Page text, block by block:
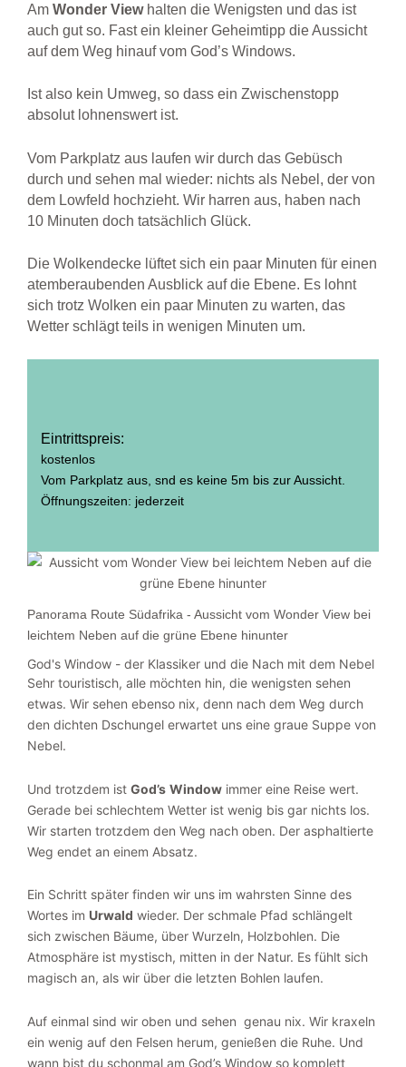
Am Wonder Viewhalten die Wenigsten und das ist
auch gut so. Fast ein kleiner Geheimtipp die Aussicht
auf dem Weg hinauf vom God’s Windows.
Ist also kein Umweg, so dass ein Zwischenstopp
absolut lohnenswert ist.
Vom Parkplatz aus laufen wir durch das Gebüsch
durch und sehen mal wieder: nichts als Nebel, der von
dem Lowfeld hochzieht. Wir harren aus, haben nach
10 Minuten doch tatsächlich Glück.
Die Wolkendecke lüftet sich ein paar Minuten für einen
atemberaubenden Ausblick auf die Ebene. Es lohnt
sich trotz Wolken ein paar Minuten zu warten, das
Wetter schlägt teils in wenigen Minuten um.
Eintrittspreis:
kostenlos
Vom Parkplatz aus, snd es keine 5m bis zur Aussicht.
Öffnungszeiten: jederzeit
Panorama Route Südafrika - Aussicht vom Wonder View bei
leichtem Neben auf die grüne Ebene hinunter
God's Window - der Klassiker und die Nach mit dem Nebel
Sehr touristisch, alle möchten hin, die wenigsten sehen
etwas. Wir sehen ebenso nix, denn nach dem Weg durch
den dichten Dschungel erwartet uns eine graue Suppe von
Nebel.
Und trotzdem ist God’s Window immer eine Reise wert.
Gerade bei schlechtem Wetter ist wenig bis gar nichts los.
Wir starten trotzdem den Weg nach oben. Der asphaltierte
Weg endet an einem Absatz.
Ein Schritt später finden wir uns im wahrsten Sinne des
Wortes im Urwald wieder. Der schmale Pfad schlängelt
sich zwischen Bäume, über Wurzeln, Holzbohlen. Die
Atmosphäre ist mystisch, mitten in der Natur. Es fühlt sich
magisch an, als wir über die letzten Bohlen laufen.
Auf einmal sind wir oben und sehen genau nix. Wir kraxeln
ein wenig auf den Felsen herum, genießen die Ruhe. Und
wann bist du schonmal am God’s Window so komplett